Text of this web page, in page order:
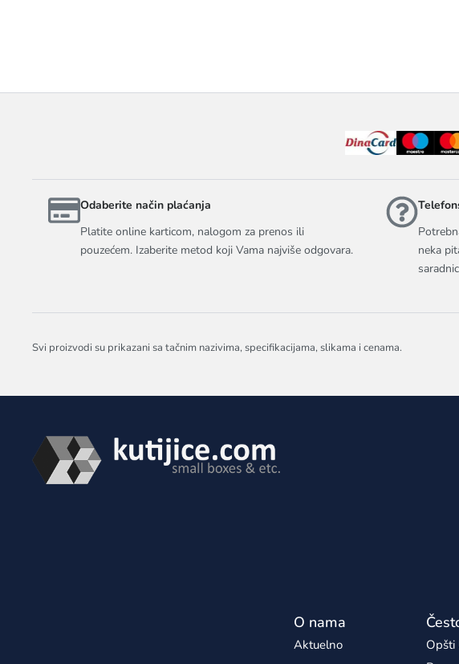
Odaberite način plaćanja
Platite online karticom, nalogom za prenos ili
pouzećem. Izaberite metod koji Vama najviše odgovara.
neka
Svi proizvodi su prikazani sa tačnim nazivima, specifikacijama, slikama i cenama.
O nama
Aktuelno
Opšti